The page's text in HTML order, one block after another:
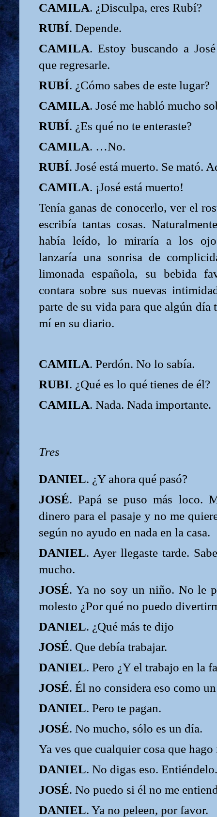
CAMILA. ¿Disculpa, eres Rubí?
RUBÍ. Depende.
CAMILA. Estoy buscando a
que regresarle.
RUBÍ. ¿Cómo sabes de este lugar?
CAMILA. José me habló mucho
RUBÍ. ¿Es qué no te enteraste?
CAMILA. …No.
RUBÍ. José está muerto. Se mató.
CAMILA. ¡José está muerto!
Tenía ganas de conocerlo, ver el
escribía tantas cosas.
había leído, lo miraría a los
lanzaría una sonrisa de
limonada española, su bebida
contara sobre sus nuevas
parte de su vida para que algún día
mí en su diario.
CAMILA. Perdón. No lo sabía.
RUBI. ¿Qué es lo qué tienes de él?
CAMILA. Nada. Nada importante.
Tres
DANIEL. ¿Y ahora qué pasó?
JOSÉ. Papá se puso más loco.
dinero para el pasaje y no me
según no ayudo en nada en la casa.
DANIEL. Ayer llegaste tarde.
mucho.
JOSÉ. Ya no soy un niño. No le
molesto ¿Por qué no puedo
DANIEL. ¿Qué más te dijo
JOSÉ. Que debía trabajar.
DANIEL. Pero ¿Y el trabajo en la
JOSÉ. Él no considera eso como
DANIEL. Pero te pagan.
JOSÉ. No mucho, sólo es un día.
Ya ves que cualquier cosa que hago
DANIEL. No digas eso. Entiéndelo.
JOSÉ. No puedo si él no me
DANIEL. Ya no peleen, por favor.